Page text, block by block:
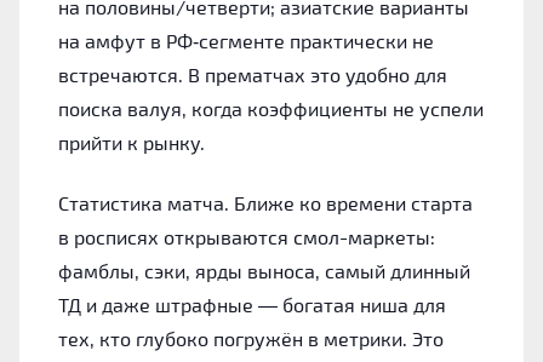
на половины/четверти; азиатские варианты
на амфут в РФ‑сегменте практически не
встречаются. В прематчах это удобно для
поиска валуя, когда коэффициенты не успели
прийти к рынку.
Статистика матча. Ближе ко времени старта
в росписях открываются смол-маркеты:
фамблы, сэки, ярды выноса, самый длинный
ТД и даже штрафные — богатая ниша для
тех, кто глубоко погружён в метрики. Это